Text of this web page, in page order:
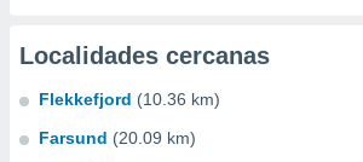
Localidades cercanas
Flekkefjord (10.36 km)
Farsund (20.09 km)